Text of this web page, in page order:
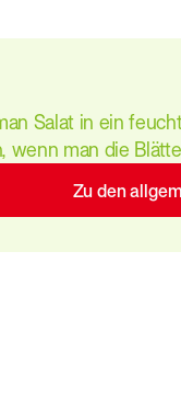
Salat in ein
wenn man die
Zu den